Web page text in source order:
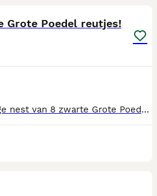
Grote Poedel reutjes!
Op 12 juni is ons prachtige nest van 8 zwarte Grote Poedel reutjes geboren. De pups groeien op in een liefdevolle omgeving en krijgen alle zorg, aandacht en socialisatie die ze nodig hebben om uit te groeien tot stabiele en vrolijke huishonden. Ook maken ze alvast kennis met alle ervaringen in de trimsalon en zullen ze, voor ze verhuizen, alvast een puppy wenbeurtje hebben gehad. Beide ouders hebben een ontzettend lief en sociaal karakter, zijn volledig getest en de vader heeft een stamboom. De gezondheidsuitslagen en stamboompapieren zijn, indien gewenst, hier ter inzage. Wij leren de pups gedurende hun eerste weken goed kennen. Daarom kijken we samen met de toekomstige eigenaren welke pup qua karakter het beste aansluit bij hun gezin en levensstijl. De pups mogen verhuizen als ze 8 weken oud zijn. Ze zijn dan ontwormd volgens schema, gechipt, gevaccineerd, nagekeken door de dierenarts en voorzien van een Europees dierenpaspoort. Bent u serieus op zoek naar een lieve, intelligente en trouwe Grote Poedel? Neem dan gerust contact op voor meer informatie of om kennis te maken met de pups!